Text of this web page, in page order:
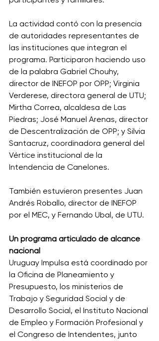
La actividad contó con la presencia
de autoridades representantes de
las instituciones que integran el
programa. Participaron haciendo uso
de la palabra Gabriel Chouhy,
director de INEFOP por OPP; Virginia
Verderese, directora general de UTU;
Mirtha Correa, alcaldesa de Las
Piedras; José Manuel Arenas, director
de Descentralización de OPP; y Silvia
Santacruz, coordinadora general del
Vértice institucional de la
Intendencia de Canelones.
También estuvieron presentes Juan
Andrés Roballo, director de INEFOP
por el MEC, y Fernando Ubal, de UTU.
Un programa articulado de alcance
nacional
Uruguay Impulsa está coordinado por
la Oficina de Planeamiento y
Presupuesto, los ministerios de
Trabajo y Seguridad Social y de
Desarrollo Social, el Instituto Nacional
de Empleo y Formación Profesional y
el Congreso de Intendentes, junto